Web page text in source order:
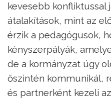
kevesebb konfliktussal
átalakítások, mint az
érzik a pedagógusok,
kényszerpályák,
de a kormányzat úgy
őszintén kommunikál,
és partnerként kezeli